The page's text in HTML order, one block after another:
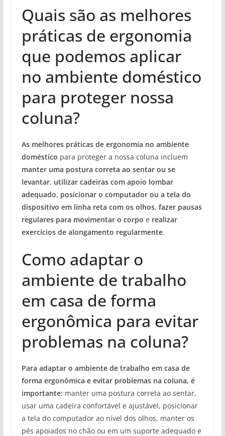
Quais são as melhores
práticas de ergonomia
que podemos aplicar
no ambiente doméstico
para proteger nossa
coluna?
As melhores práticas de ergonomia no ambiente
doméstico para proteger a nossa coluna incluem
manter uma postura correta ao sentar ou se
levantar, utilizar cadeiras com apoio lombar
adequado, posicionar o computador ou a tela do
dispositivo em linha reta com os olhos, fazer pausas
regulares para movimentar o corpo e realizar
exercícios de alongamento regularmente.
Como adaptar o
ambiente de trabalho
em casa de forma
ergonômica para evitar
problemas na coluna?
Para adaptar o ambiente de trabalho em casa de
forma ergonômica e evitar problemas na coluna, é
importante: manter uma postura correta ao sentar,
usar uma cadeira confortável e ajustável, posicionar
a tela do computador ao nível dos olhos, manter os
pés apoiados no chão ou em um suporte adequado e